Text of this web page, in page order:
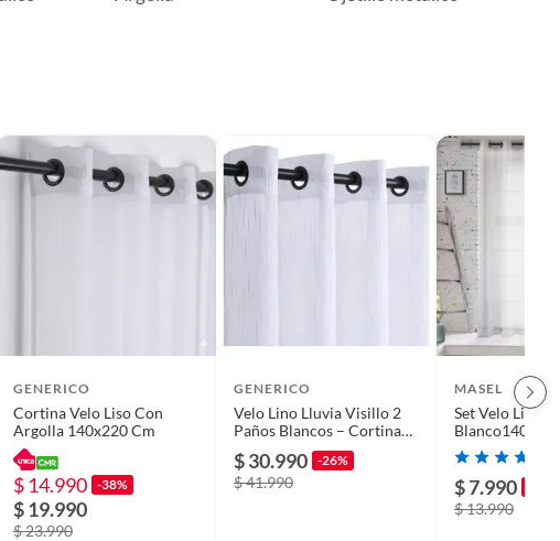
GENERICO
Cortina Velo Liso Con
Argolla 140x220 Cm
$ 14.990 -38%
$ 19.990
$ 23.990
GENERICO
Velo Lino Lluvia Visillo 2
Paños Blancos – Cortina
Translúcida para Ventanas
$ 30.990 -26%
$ 41.990
MASEL
Set Velo Lisa Argolla
$ 7.990
$ 13.990